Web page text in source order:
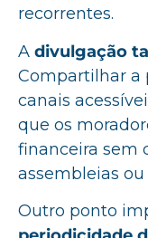
recorrentes.
A divulgação
Compartilhar a
canais
que os
financeira sem
assembleias
Outro ponto